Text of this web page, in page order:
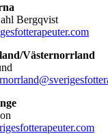
Bergqvist
Västernorrland